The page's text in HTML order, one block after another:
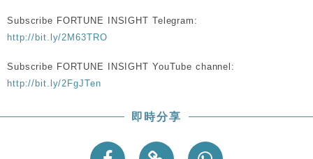
Subscribe FORTUNE INSIGHT Telegram:
http://bit.ly/2M63TRO
Subscribe FORTUNE INSIGHT YouTube channel:
http://bit.ly/2FgJTen
即時分享